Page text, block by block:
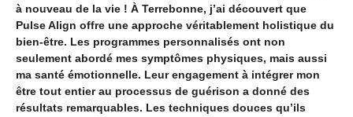
à nouveau de la vie ! À Terrebonne, j’ai découvert que
Pulse Align offre une approche véritablement holistique du
bien-être. Les programmes personnalisés ont non
seulement abordé mes symptômes physiques, mais aussi
ma santé émotionnelle. Leur engagement à intégrer mon
être tout entier au processus de guérison a donné des
résultats remarquables. Les techniques douces qu’ils